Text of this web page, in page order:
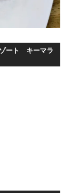
ート キーマラ